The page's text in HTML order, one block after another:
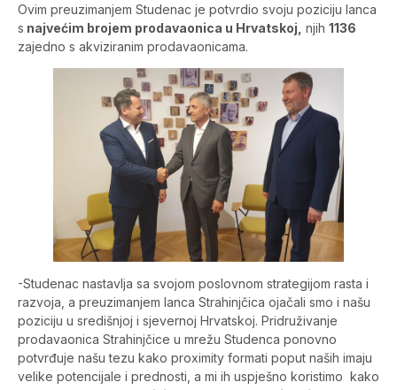
Ovim preuzimanjem Studenac je potvrdio svoju poziciju lanca
s najvećim brojem prodavaonica u Hrvatskoj, njih 1136
zajedno s akviziranim prodavaonicama.
-Studenac nastavlja sa svojom poslovnom strategijom rasta i
razvoja, a preuzimanjem lanca Strahinjčica ojačali smo i našu
poziciju u središnjoj i sjevernoj Hrvatskoj. Pridruživanje
prodavaonica Strahinjčice u mrežu Studenca ponovno
potvrđuje našu tezu kako proximity formati poput naših imaju
velike potencijale i prednosti, a mi ih uspješno koristimo kako